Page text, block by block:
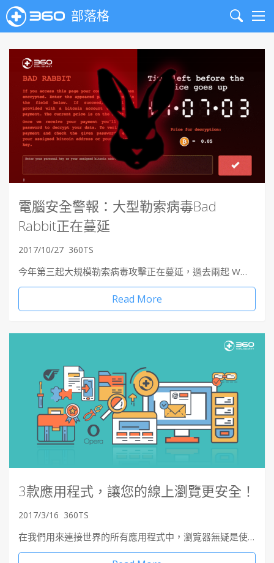
部落格
Search
電腦安全警報：大型勒索病毒Bad
Rabbit正在蔓延
2017/10/27 360TS
今年第三起大規模勒索病毒攻擊正在蔓延，過去兩起 W…
Read More
3款應用程式，讓您的線上瀏覽更安全！
2017/3/16 360TS
在我們用來連接世界的所有應用程式中，瀏覽器無疑是使…